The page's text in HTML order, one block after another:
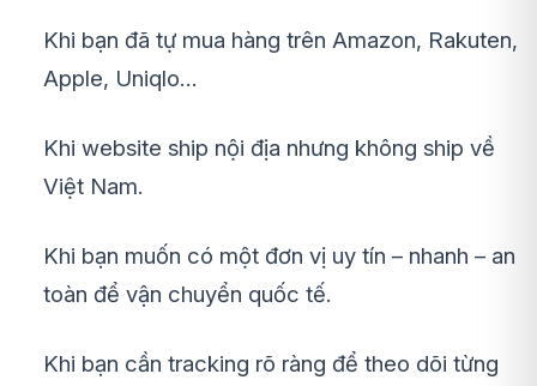
Khi bạn đã tự mua hàng trên Amazon, Rakuten,
Apple, Uniqlo…
Khi website ship nội địa nhưng không ship về
Việt Nam.
Khi bạn muốn có một đơn vị uy tín – nhanh – an
toàn để vận chuyển quốc tế.
Khi bạn cần tracking rõ ràng để theo dõi từng